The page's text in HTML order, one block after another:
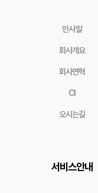
인사말
회사개요
회사연혁
CI
오시는길
서비스안내